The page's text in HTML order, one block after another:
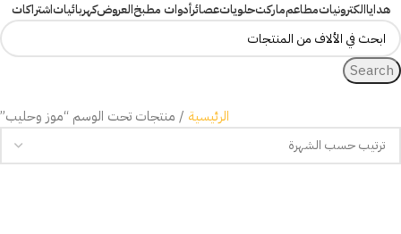
هداياالكترونياتمطاعمماركتحلوياتعصائرأدوات مطبخالعروضكهربائياتاشتراكات
Search
الرئيسية منتجات تحت الوسم “موز وحليب”